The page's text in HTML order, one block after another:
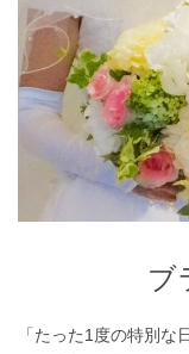
ブ
「たった1度の特別